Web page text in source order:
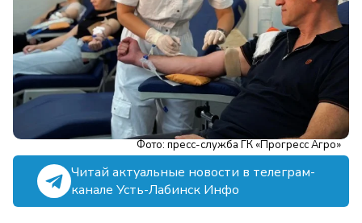
Фото: пресс-служба ГК «Прогресс Агро»
Читай актуальные новости в телеграм-
канале Усть-Лабинск Инфо